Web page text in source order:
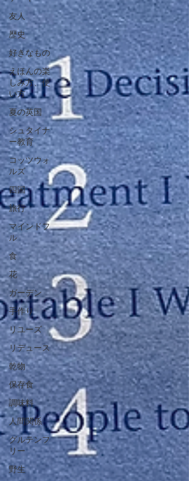
友人
歴史
好きなもの
えほんの楽
しみ方、使
い方
夏の英国
シュタイナ
ー教育
コッツウォ
ルズ
四国
旅行
マインドフ
ル
食
花
ガーデン
手作り
リユーズ
リデュース
乾物
保存食
調味料
人間関係
グルテンフ
リー
野生